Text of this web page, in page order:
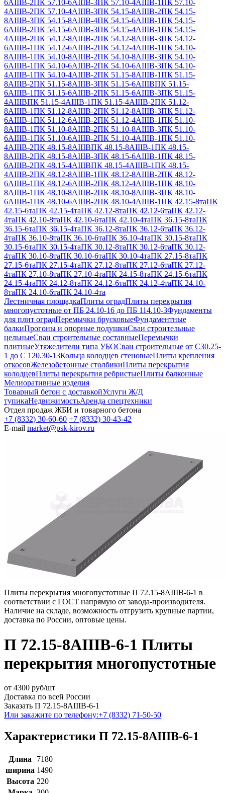
6АIIIВ-2 ПК 57.10-6АIIIВ-3 ПК 57.10-4АIIIВ-1
ПК 57.10-
4АIIIВ-2ПК 57.10-4АIIIВ-3ПК 54.15-8АIIIВ-2ПК 54.15-
8АIIIВ-3ПК 54.15-8АIIIВ-4ПК 54.15-6АIIIВ-1ПК 54.15-
6АIIIВ-2ПК 54.15-6АIIIВ-3ПК 54.15-4АIIIВ-1ПК 54.15-
4АIIIВ-2ПК 54.12-8АIIIВ-2ПК 54.12-8АIIIВ-3ПК 54.12-
6АIIIВ-1ПК 54.12-6АIIIВ-2ПК 54.12-4АIIIВ-1ПК 54.10-
8АIIIВ-1ПК 54.10-8АIIIВ-2ПК 54.10-8АIIIВ-3ПК 54.10-
6АIIIВ-1ПК 54.10-6АIIIВ-2ПК 54.10-6АIIIВ-3ПК 54.10-
4АIIIВ-1ПК 54.10-4АIIIВ-2ПК 51.15-8АIIIВ-1ПК 51.15-
8АIIIВ-2ПК 51.15-8АIIIВ-3ПК 51.15-6АIIIВПК 51.15-
6АIIIВ-1ПК 51.15-6АIIIВ-2ПК 51.15-6АIIIВ-3ПК 51.15-
4АIIIВПК 51.15-4АIIIВ-1ПК 51.15-4АIIIВ-2ПК 51.12-
8АIIIВ-1ПК 51.12-8АIIIВ-2ПК 51.12-8АIIIВ-3ПК 51.12-
6АIIIВ-1ПК 51.12-6АIIIВ-2ПК 51.12-4АIIIВ-1ПК 51.10-
8АIIIВ-1ПК 51.10-8АIIIВ-2ПК 51.10-8АIIIВ-3ПК 51.10-
6АIIIВ-1ПК 51.10-6АIIIВ-2ПК 51.10-4АIIIВ-1ПК 51.10-
4АIIIВ-2ПК 48.15-8АIIIВПК 48.15-8АIIIВ-1ПК 48.15-
8АIIIВ-2ПК 48.15-8АIIIВ-3ПК 48.15-6АIIIВ-1ПК 48.15-
6АIIIВ-2ПК 48.15-4АIIIВПК 48.15-4АIIIВ-1ПК 48.15-
4АIIIВ-2ПК 48.12-8АIIIВ-1ПК 48.12-8АIIIВ-2ПК 48.12-
6АIIIВ-1ПК 48.12-6АIIIВ-2ПК 48.12-4АIIIВ-1ПК 48.10-
8АIIIВ-1ПК 48.10-8АIIIВ-2ПК 48.10-8АIIIВ-3ПК 48.10-
6АIIIВ-1ПК 48.10-6АIIIВ-2ПК 48.10-4АIIIВ-1ПК 42.15-8таПК
42.15-6таПК 42.15-4таПК 42.12-8таПК 42.12-6таПК 42.12-
4таПК 42.10-8таПК 42.10-6таПК 42.10-4таПК 36.15-8таПК
36.15-6таПК 36.15-4таПК 36.12-8таПК 36.12-6таПК 36.12-
4таПК 36.10-8таПК 36.10-6таПК 36.10-4таПК 30.15-8таПК
30.15-6таПК 30.15-4таПК 30.12-8таПК 30.12-6таПК 30.12-
4таПК 30.10-8таПК 30.10-6таПК 30.10-4таПК 27.15-8таПК
27.15-6таПК 27.15-4таПК 27.12-8таПК 27.12-6таПК 27.12-
4таПК 27.10-8таПК 27.10-4таПК 24.15-8таПК 24.15-6таПК
24.15-4таПК 24.12-8таПК 24.12-6таПК 24.12-4таПК 24.10-
8таПК 24.10-6таПК 24.10-4та
Лестничная площадкаПлиты оградПлиты перекрытия
многопустотные от ПБ 24.10-16 до ПБ 114.10-3Фундаменты
для плит оградПеремычки брусковыеФундаментные
балкиПрогоны и опорные подушкиСваи строительные
цельныеСваи строительные составныеПеремычки
плитныеУтяжелители типа УБОСваи строительные от С30.25-
1 до С 120.30-13Кольца колодцев стеновыеПлиты крепления
откосовЖелезобетонные столбикиПлиты перекрытия
колодцевПлиты перекрытия ребристыеПлиты балконные
Мелиоративные изделия
Товарный бетон с доставкойУслуги Ж/Д
тупикаНедвижимостьАренда спецтехники
Отдел продаж ЖБИ и товарного бетона
+7 (8332) 30-60-60 +7 (8332) 30-43-42
E-mail market@psk-kirov.ru
Плиты перекрытия многопустотные П 72.15-8АIIIВ-6-1 в
соответствии с ГОСТ напрямую от завода-производителя.
Наличие на складе, возможность отгрузить крупные партии,
доставка по России, оптовые цены.
П 72.15-8АIIIВ-6-1 Плиты
перекрытия многопустотные
от 4300 руб/шт
Доставка по всей России
Заказать П 72.15-8АIIIВ-6-1
Или закажите по телефону:+7 (8332) 71-50-50
Характеристики П 72.15-8АIIIВ-6-1
Длина
7180
ширина 1490
Высота 220